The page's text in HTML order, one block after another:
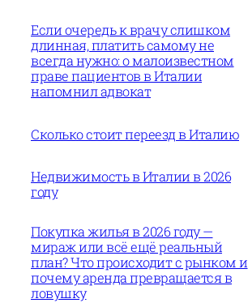
Если очередь к врачу слишком
длинная, платить самому не
всегда нужно: о малоизвестном
праве пациентов в Италии
напомнил адвокат
Сколько стоит переезд в Италию
Недвижимость в Италии в 2026
году
Покупка жилья в 2026 году —
мираж или всё ещё реальный
план? Что происходит с рынком и
почему аренда превращается в
ловушку